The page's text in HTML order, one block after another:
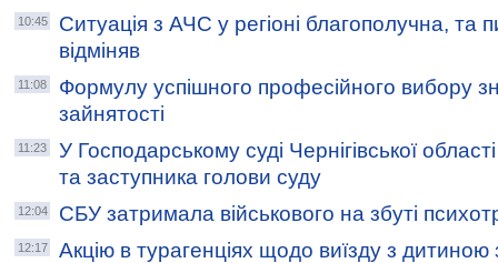
10:45
Ситуація з АЧС у регіоні благополучна, та
відміняв
11:08
Формулу успішного професійного вибору
зайнятості
11:23
У Господарському суді Чернігівської
та заступника голови суду
12:04 СБУ затримала військового на збуті
12:17
Акцію в турагенціях щодо виїзду з